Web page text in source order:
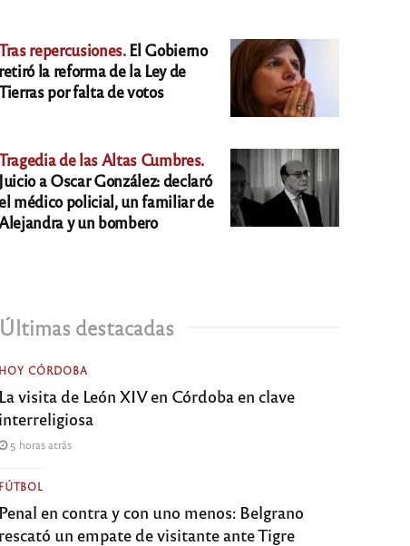
repercusiones.El Gobierno
retiró la reforma de la Ley de
por falta de votos
de las Altas Cumbres.
Juicio a Oscar González: declaró
médico policial, un familiar de
y un bombero
Últimas destacadas
HOY CÓRDOBA
La visita de León XIV en Córdoba en clave
interreligiosa
5 horas atrás
FÚTBOL
Penal en contra y con uno menos: Belgrano
rescató un empate de visitante ante Tigre